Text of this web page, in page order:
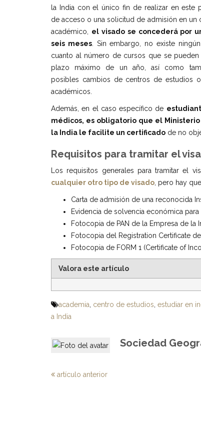
la India con el único fin de realizar en este
de acceso o una solicitud de admisión en un
académico, el visado se concederá por
seis meses. Sin embargo, no existe
cuanto al número de cursos que se pueden
plazo máximo de un año, así como
posibles cambios de centros de estudios
académicos.
Además, en el caso específico de
médicos, es obligatorio que el
la India le facilite un certificado de no
Requisitos para tramitar el
Los requisitos generales para tramitar el
cualquier otro tipo de visado , pero hay
Carta de admisión de una reconocida
Evidencia de solvencia económica
Fotocopia de PAN de la Empresa de la
Fotocopia del Registration Certificate
Fotocopia de FORM 1 (Certificate of
Valora este artículo
academia centro de estudios estudiar en
a India
Sociedad
artículo anterior